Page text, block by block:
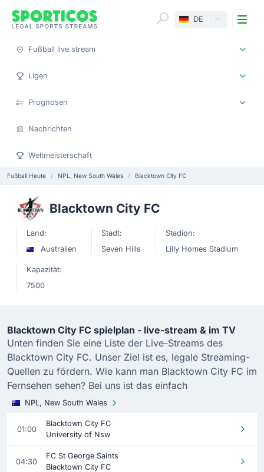
DE
Fußball live stream
Ligen
Prognosen
Nachrichten
Weltmeisterschaft
Fußball Heute NPL, New South Wales Blacktown City FC
Blacktown City FC
Land:
Australien
Stadt:
Seven Hills
Stadion:
Lilly Homes Stadium
Kapazität:
7500
Blacktown City FC spielplan - live-stream & im TV
Unten finden Sie eine Liste der Live-Streams des
Blacktown City FC. Unser Ziel ist es, legale Streaming-
Quellen zu fördern. Wie kann man Blacktown City FC im
Fernsehen sehen? Bei uns ist das einfach
NPL, New South Wales
01:00
Blacktown City FC
University of Nsw
04:30
FC St George Saints
Blacktown City FC